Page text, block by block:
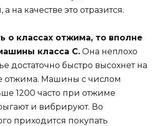
на качестве это отразится.
о классах отжима, то вполне
класса С. Она неплохо
достаточно быстро высохнет на
отжима. Машины с числом
1200 часто при отжиме
и вибрируют. Во
приходится покупать